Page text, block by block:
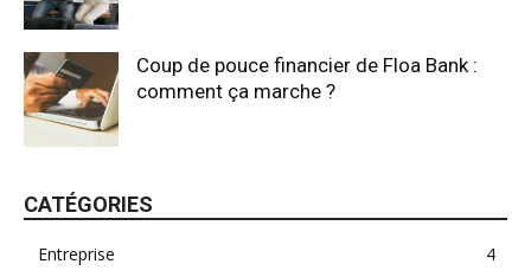
Coup de pouce financier de Floa Bank :
comment ça marche ?
CATÉGORIES
Entreprise
4